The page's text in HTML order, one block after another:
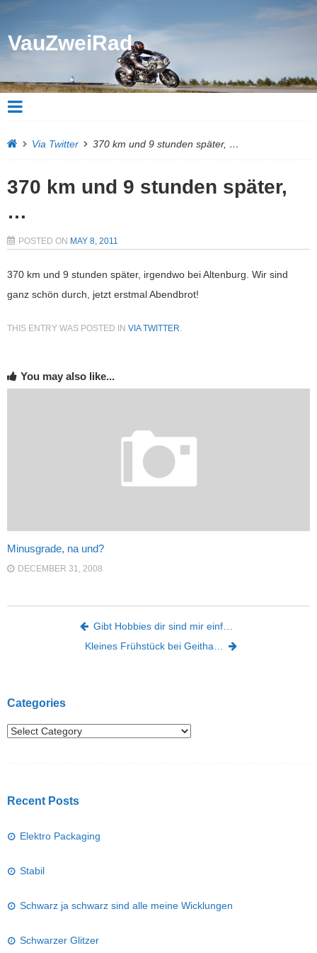
VauZweiRad
Via Twitter 370 km und 9 stunden später, …
370 km und 9 stunden später,
…
POSTED ON MAY 8, 2011
370 km und 9 stunden später, irgendwo bei Altenburg. Wir sind
ganz schön durch, jetzt erstmal Abendbrot!
THIS ENTRY WAS POSTED IN VIA TWITTER.
You may also like...
Minusgrade, na und?
DECEMBER 31, 2008
Post navigation
Gibt Hobbies dir sind mir einf…
Kleines Frühstück bei Geitha…
Categories
Recent Posts
Elektro Packaging
Stabil
Schwarz ja schwarz sind alle meine Wicklungen
Schwarzer Glitzer